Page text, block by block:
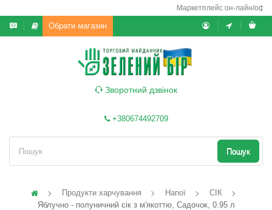
Маркетплейс он-лайн/офф-
Обрати магазин
Зворотний дзвінок
+380674492709
Пошук
Продукти харчування Напої
СІК
Яблучно - полуничний сік з м'якоттю, Садочок, 0.95 л